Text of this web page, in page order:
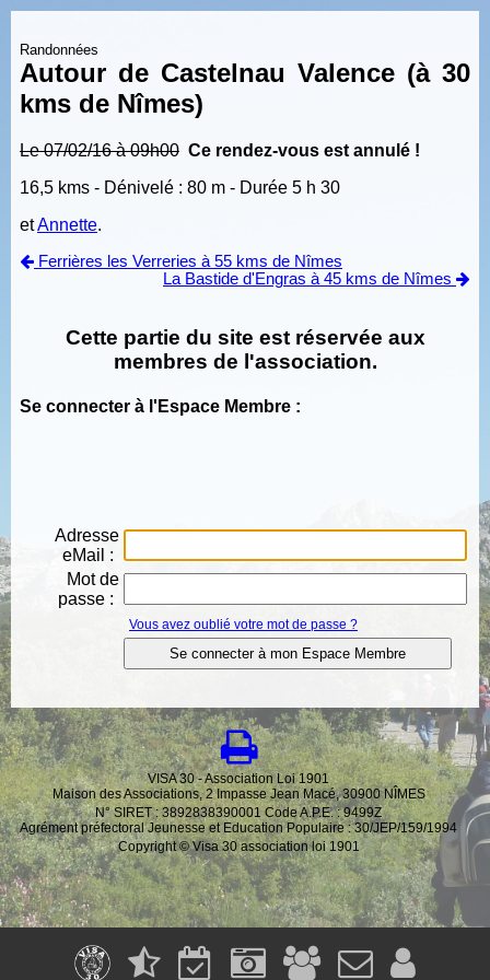
Randonnées
Autour de Castelnau Valence (à 30
kms de Nîmes)
Le 07/02/16 à 09h00 Ce rendez-vous est annulé !
16,5 kms - Dénivelé : 80 m - Durée 5 h 30
etAnnette.
Ferrières les Verreries à 55 kms de Nîmes
La Bastide d'Engras à 45 kms de Nîmes
Cette partie du site est réservée aux
membres de l'association.
Se connecter à l'Espace Membre :
Adresse
eMail :
Mot de
passe :
Vous avez oublié votre mot de passe ?
VISA 30 - Association Loi 1901
Maison des Associations, 2 Impasse Jean Macé, 30900 NÎMES
N° SIRET : 3892838390001 Code A.P.E. : 9499Z
Agrément préfectoral Jeunesse et Education Populaire : 30/JEP/159/1994
Copyright © Visa 30 association loi 1901